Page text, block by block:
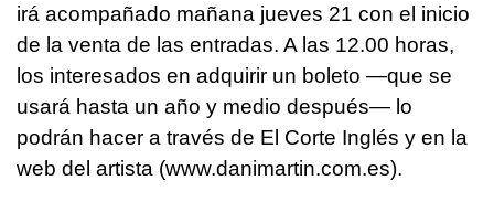
irá acompañado mañana jueves 21 con el inicio
de la venta de las entradas. A las 12.00 horas,
los interesados en adquirir un boleto —que se
usará hasta un año y medio después— lo
podrán hacer a través de El Corte Inglés y en la
web del artista (www.danimartin.com.es).